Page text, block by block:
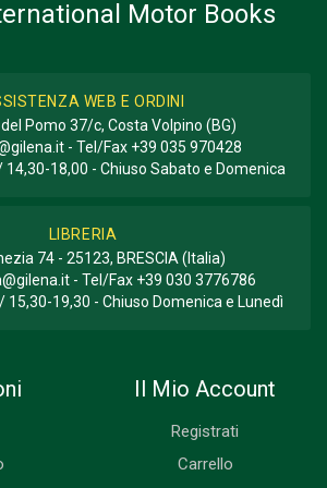
Motor Books
WEB E ORDINI
Pomo 37/c, Costa Volpino (BG)
- Tel/Fax +39 035 970428
14,30-18,00 - Chiuso Sabato e Domenica
LIBRERIA
74 - 25123, BRESCIA (Italia)
- Tel/Fax +39 030 3776786
15,30-19,30 - Chiuso Domenica e Lunedì
Il Mio Account
Registrati
Carrello